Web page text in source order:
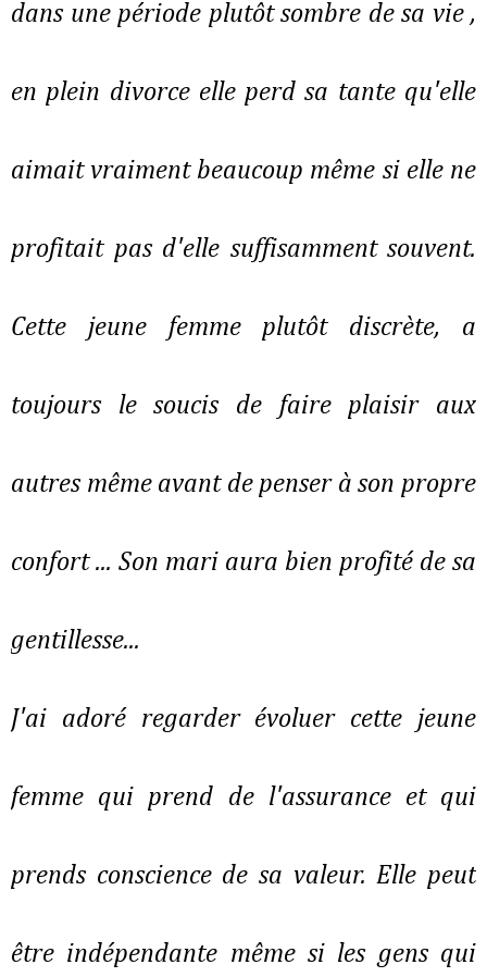
dans une période plutôt sombre de sa vie ,
en plein divorce elle perd sa tante qu'elle
aimait vraiment beaucoup même si elle ne
profitait pas d'elle suffisamment souvent.
Cette jeune femme plutôt discrète, a
toujours le soucis de faire plaisir aux
autres même avant de penser à son propre
confort ... Son mari aura bien profité de sa
gentillesse...
J'ai adoré regarder évoluer cette jeune
femme qui prend de l'assurance et qui
prends conscience de sa valeur. Elle peut
être indépendante même si les gens qui